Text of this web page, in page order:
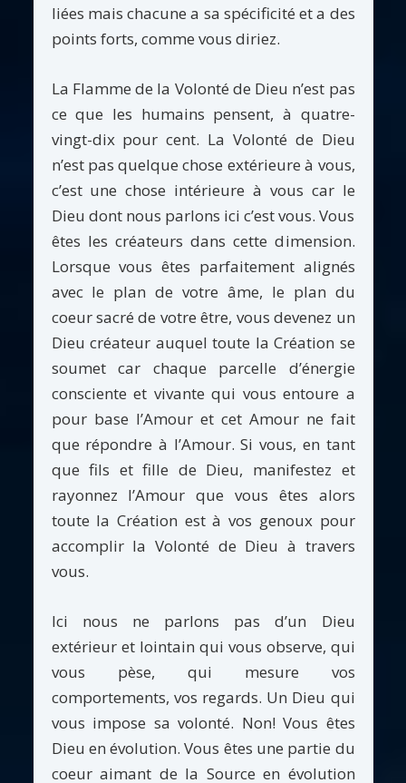
liées mais chacune a sa spécificité et a des
points forts, comme vous diriez.
La Flamme de la Volonté de Dieu n’est pas
ce que les humains pensent, à quatre-
vingt-dix pour cent. La Volonté de Dieu
n’est pas quelque chose extérieure à vous,
c’est une chose intérieure à vous car le
Dieu dont nous parlons ici c’est vous. Vous
êtes les créateurs dans cette dimension.
Lorsque vous êtes parfaitement alignés
avec le plan de votre âme, le plan du
coeur sacré de votre être, vous devenez un
Dieu créateur auquel toute la Création se
soumet car chaque parcelle d’énergie
consciente et vivante qui vous entoure a
pour base l’Amour et cet Amour ne fait
que répondre à l’Amour. Si vous, en tant
que fils et fille de Dieu, manifestez et
rayonnez l’Amour que vous êtes alors
toute la Création est à vos genoux pour
accomplir la Volonté de Dieu à travers
vous.
Ici nous ne parlons pas d’un Dieu
extérieur et lointain qui vous observe, qui
vous pèse, qui mesure vos
comportements, vos regards. Un Dieu qui
vous impose sa volonté. Non! Vous êtes
Dieu en évolution. Vous êtes une partie du
coeur aimant de la Source en évolution